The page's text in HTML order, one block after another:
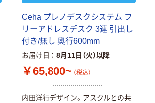
Ceha プレノデスクシステム フ
リーアドレスデスク 3連 引出し
付き/無し 奥行600mm
お届け日 8月11日（火）以降
￥65,800~ （税込）
内田洋行デザイン。アスクルとの共